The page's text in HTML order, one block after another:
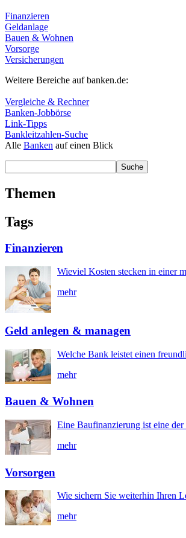
Finanzieren
Geldanlage
Bauen & Wohnen
Vorsorge
Versicherungen
Weitere Bereiche auf banken.de:
Vergleiche & Rechner
Banken-Jobbörse
Link-Tipps
Bankleitzahlen-Suche
Alle Banken auf einen Blick
Themen
Tags
Finanzieren
Wieviel Kosten stecken in einer
mehr
Geld anlegen & managen
Welche Bank leistet einen
mehr
Bauen & Wohnen
Eine Baufinanzierung ist eine
mehr
Vorsorgen
Wie sichern Sie weiterhin Ihren
mehr